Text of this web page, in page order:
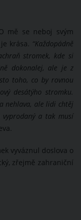
mě se neboj svým
krása. “Každopádně
stromek, kde si
dokonalej, ale je z
toho, co by rovnou
desátýho stromku.
nehlava, ale lidi chtěj
a tak musí
vyváznul doslova o
zřejmě zahraniční